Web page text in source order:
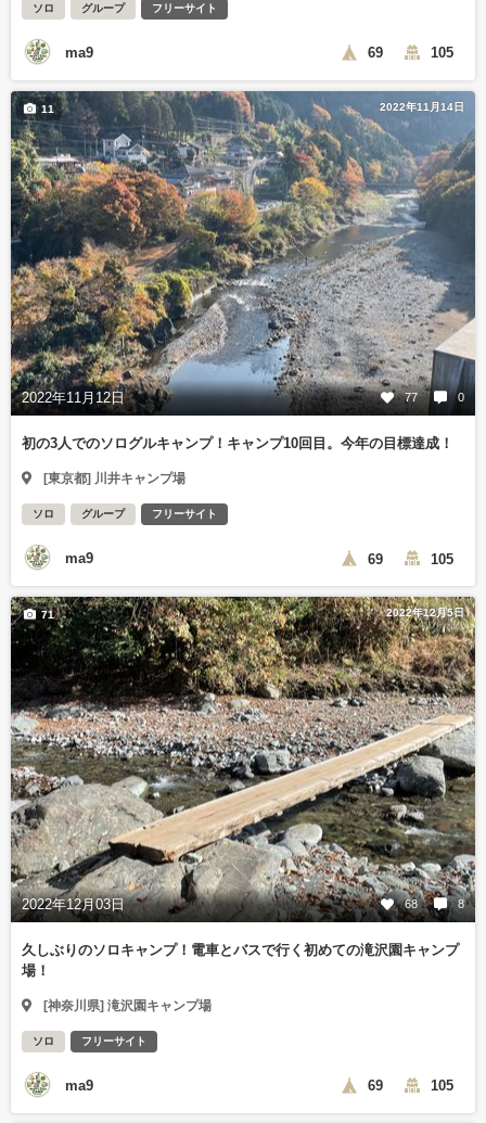
ソロ グループ フリーサイト
ma9 69 105
2022年11月14日
2022年11月12日 77 0
11
初の3人でのソログルキャンプ！キャンプ10回目。今年の目標達成！
[東京都] 川井キャンプ場
ソロ グループ フリーサイト
ma9 69 105
2022年12月5日
2022年12月03日 68 8
71
久しぶりのソロキャンプ！電車とバスで行く初めての滝沢園キャンプ
場！
[神奈川県] 滝沢園キャンプ場
ソロ フリーサイト
ma9 69 105